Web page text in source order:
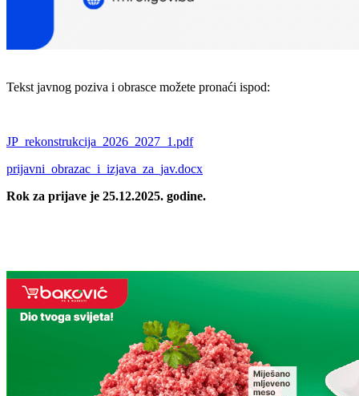
Tekst javnog poziva i obrasce možete pronaći ispod:
JP_rekonstrukcija_2026_2027_1.pdf
prijavni_obrazac_i_izjava_za_jav.docx
Rok za prijave je 25.12.2025. godine.